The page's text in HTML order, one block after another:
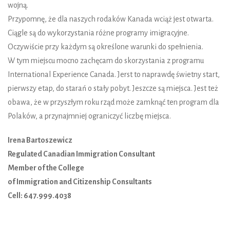
wojną.
Przypomnę, że dla naszych rodaków Kanada wciąż jest otwarta.
Ciągle są do wykorzystania różne programy imigracyjne.
Oczywiście przy każdym są określone warunki do spełnienia.
W tym miejscu mocno zachęcam do skorzystania z programu
International Experience Canada. Jerst to naprawdę świetny start,
pierwszy etap, do starań o stały pobyt. Jeszcze są miejsca. Jest też
obawa, że w przyszłym roku rząd może zamknąć ten program dla
Polaków, a przynajmniej ograniczyć liczbę miejsca.
Irena Bartoszewicz
Regulated Canadian Immigration Consultant
Member of the College
of Immigration and Citizenship Consultants
Cell: 647.999.4038